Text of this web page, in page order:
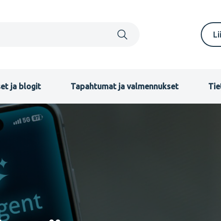
FI
ja blogit Tapahtumat ja valmennukset